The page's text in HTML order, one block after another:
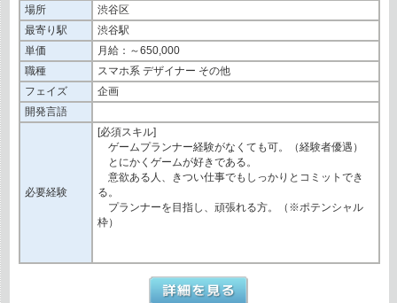
場所
渋谷区
最寄り駅
渋谷駅
単価
月給：～650,000
職種
スマホ系 デザイナー その他
フェイズ
企画
開発言語
必要経験
[必須スキル]
ゲームプランナー経験がなくても可。（経験者優遇）
とにかくゲームが好きである。
意欲ある⼈、きつい仕事でもしっかりとコミットでき
る。
プランナーを⽬指し、頑張れる⽅。（※ポテンシャル
枠）